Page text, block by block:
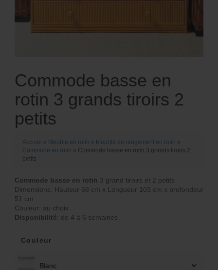
Commode basse en
rotin 3 grands tiroirs 2
petits
Accueil » Meuble en rotin » Meuble de rangement en rotin »
Commode en rotin » Commode basse en rotin 3 grands tiroirs 2
petits
Commode basse en rotin 3 grand tiroirs et 2 petits
Dimensions: Hauteur 68 cm x Longueur 103 cm x profondeur
51 cm
Couleur: au choix
Disponibilité : de 4 à 6 semaines
Couleur
Blanc